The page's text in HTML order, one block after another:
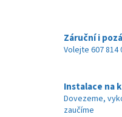
Záruční i
Volejte 607 814
Instalace na
Dovezeme,
zaučíme